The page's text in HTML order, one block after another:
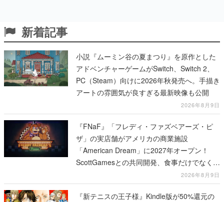
新着記事
小説『ムーミン谷の夏まつり』を原作とした
アドベンチャーゲームがSwitch、Switch 2、
PC（Steam）向けに2026年秋発売へ。手描き
アートの雰囲気が良すぎる最新映像も公開
2026年8月9日
『FNaF』「フレディ・ファズベアーズ・ピ
ザ」の実店舗がアメリカの商業施設
「American Dream」に2027年オープン！
ScottGamesとの共同開発、食事だけでなくス
テージショーや没入型のホラー体験も楽しめ
る
2026年8月9日
『新テニスの王子様』Kindle版が50%還元の